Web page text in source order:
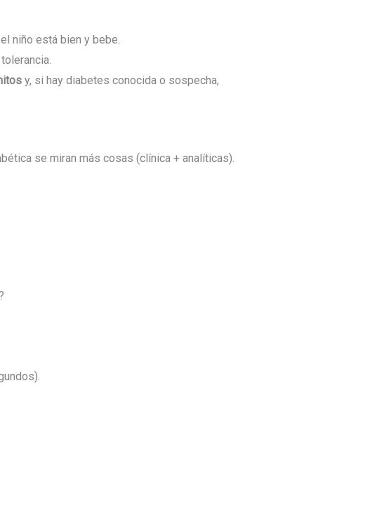
niño está bien y bebe.
y, si hay diabetes conocida o sospecha,
se miran más cosas (clínica + analíticas).